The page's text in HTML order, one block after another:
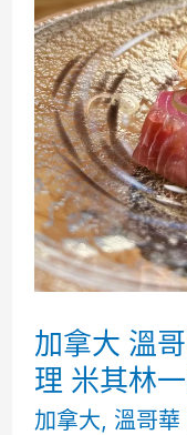
加拿大 溫
理 米其林
加拿大, 溫哥華